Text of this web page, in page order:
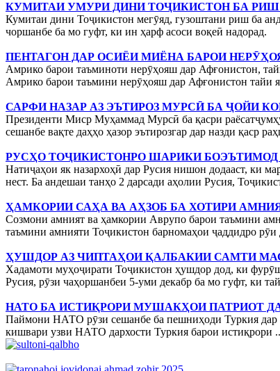
КУМИТАИ УМУРИ ДИНИ ТОҶИКИСТОН БА РИШ
Кумитаи дини Тоҷикистон мегӯяд, гузоштани риш ба
чоршанбе ба мо гуфт, ки ин ҳарф асоси воқеӣ надорад.
ПЕНТАГОН ДАР ОСИЁИ МИЁНА БАРОИ
Амрико барои таъминоти нерӯҳояш дар Афғонистон,
Амрико барои таъмини нерӯҳояш дар Афғонистон тайи
САРФИ НАЗАР АЗ ЭЪТИРОЗ МУРСӢ БА ҶОЙИ
Президенти Миср Муҳаммад Мурсӣ ба қасри
сешанбе вақте даҳҳо ҳазор эътирозгар дар назди қаср
РУСҲО ТОҶИКИСТОНРО ШАРИКИ
Натиҷаҳои як назархоҳӣ дар Русия нишон додааст, ки
нест. Ба андешаи танҳо 2 дарсади аҳолии Русия,
ҲАМКОРИИ САҲА ВА АҲЗОБ БА ХОТИРИ
Созмони амният ва ҳамкории Аврупо барои таъмини
таъмини амнияти Тоҷикистон барномаҳои ҷаддидро рӯи
ҲУШДОР АЗ ЧИПТАҲОИ ҚАЛБАКИИ САМТИ
Хадамоти муҳоҷирати Тоҷикистон ҳушдор дод, ки
Русия, рӯзи чаҳоршанбеи 5-уми декабр ба мо гуфт, ки
НАТО БА ИСТИҚРОРИ МУШАКҲОИ ПАТРИОТ
Паймони НАТО рӯзи сешанбе ба пешниҳоди Туркия дар
кишвари узви НАТО дархости Туркия барои истиқрори